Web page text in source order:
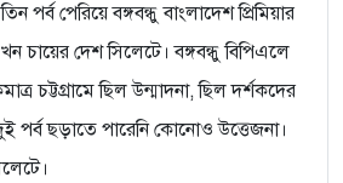
পর্ব পেরিয়ে বঙ্গবন্ধু বাংলাদেশ প্রিমিয়ার
চায়ের দেশ সিলেটে। বঙ্গবন্ধু বিপিএলে
চট্টগ্রামে ছিল উন্মাদনা, ছিল দর্শকদের
পর্ব ছড়াতে পারেনি কোনোও উত্তেজনা।